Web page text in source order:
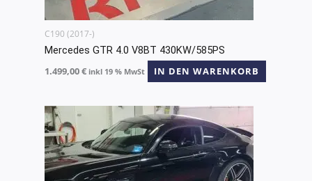
C190 (2017-)
Mercedes GTR 4.0 V8BT 430KW/585PS
1.499,00€ inkl 19 % MwSt IN DEN WARENKORB